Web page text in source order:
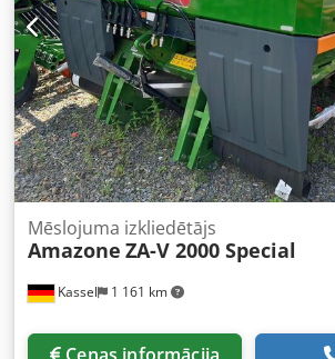
Kassel 1 161 km
Mēslojuma izkliedētājs
Amazone ZA-V 2000 Special